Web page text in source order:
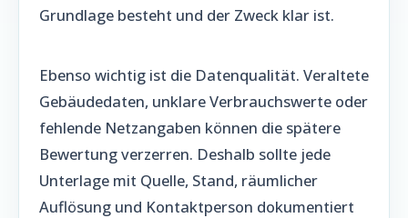
Grundlage besteht und der Zweck klar ist.
Ebenso wichtig ist die Datenqualität. Veraltete
Gebäudedaten, unklare Verbrauchswerte oder
fehlende Netzangaben können die spätere
Bewertung verzerren. Deshalb sollte jede
Unterlage mit Quelle, Stand, räumlicher
Auflösung und Kontaktperson dokumentiert